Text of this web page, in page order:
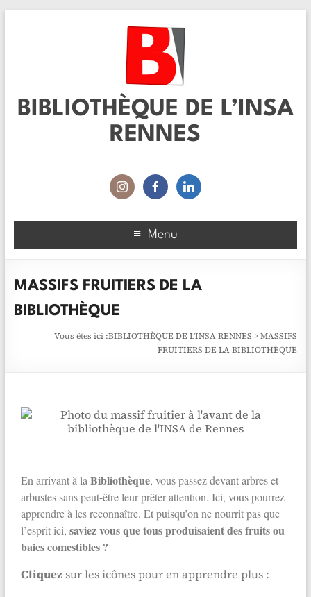
BIBLIOTHÈQUE DE L’INSA
RENNES
Menu
MASSIFS FRUITIERS DE LA
BIBLIOTHÈQUE
Vous êtes ici :BIBLIOTHÈQUE DE L'INSA RENNES >MASSIFS
FRUITIERS DE LA BIBLIOTHÈQUE
En arrivant à la Bibliothèque, vous passez devant arbres et
arbustes sans peut-être leur prêter attention. Ici, vous pourrez
apprendre à les reconnaître. Et puisqu’on ne nourrit pas que
l’esprit ici, saviez vous que tous produisaient des fruits ou
baies comestibles ?
Cliquezsur les icônes pour en apprendre plus :